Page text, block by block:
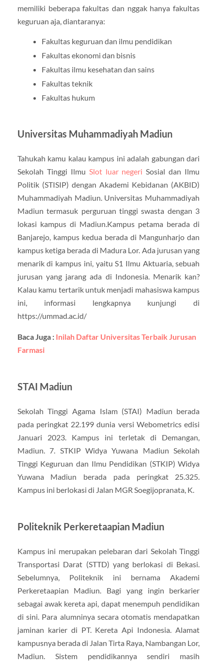
memiliki beberapa fakultas dan nggak hanya fakultas
keguruan aja, diantaranya:
Fakultas keguruan dan ilmu pendidikan
Fakultas ekonomi dan bisnis
Fakultas ilmu kesehatan dan sains
Fakultas teknik
Fakultas hukum
Universitas Muhammadiyah Madiun
Tahukah kamu kalau kampus ini adalah gabungan dari
Sekolah Tinggi Ilmu Slot luar negeri Sosial dan Ilmu
Politik (STISIP) dengan Akademi Kebidanan (AKBID)
Muhammadiyah Madiun. Universitas Muhammadiyah
Madiun termasuk perguruan tinggi swasta dengan 3
lokasi kampus di Madiun.Kampus petama berada di
Banjarejo, kampus kedua berada di Mangunharjo dan
kampus ketiga berada di Madura Lor. Ada jurusan yang
menarik di kampus ini, yaitu S1 Ilmu Aktuaria, sebuah
jurusan yang jarang ada di Indonesia. Menarik kan?
Kalau kamu tertarik untuk menjadi mahasiswa kampus
ini, informasi lengkapnya kunjungi di
https://ummad.ac.id/
Baca Juga : Inilah Daftar Universitas Terbaik Jurusan
Farmasi
STAI Madiun
Sekolah Tinggi Agama Islam (STAI) Madiun berada
pada peringkat 22.199 dunia versi Webometrics edisi
Januari 2023. Kampus ini terletak di Demangan,
Madiun. 7. STKIP Widya Yuwana Madiun Sekolah
Tinggi Keguruan dan Ilmu Pendidikan (STKIP) Widya
Yuwana Madiun berada pada peringkat 25.325.
Kampus ini berlokasi di Jalan MGR Soegijopranata, K.
Politeknik Perkeretaapian Madiun
Kampus ini merupakan pelebaran dari Sekolah Tinggi
Transportasi Darat (STTD) yang berlokasi di Bekasi.
Sebelumnya, Politeknik ini bernama Akademi
Perkeretaapian Madiun. Bagi yang ingin berkarier
sebagai awak kereta api, dapat menempuh pendidikan
di sini. Para alumninya secara otomatis mendapatkan
jaminan karier di PT. Kereta Api Indonesia. Alamat
kampusnya berada di Jalan Tirta Raya, Nambangan Lor,
Madiun. Sistem pendidikannya sendiri masih